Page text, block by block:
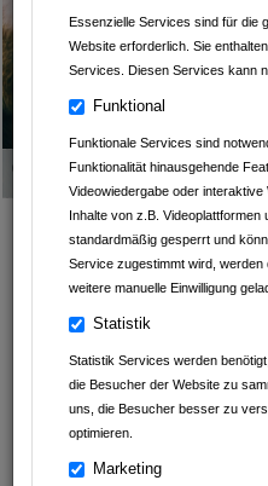
Essenzielle Services sind für die
Website erforderlich. Sie
Services. Diesen Services kann
Funktional
Funktionale Services sind
Funktionalität hinausgehende
Videowiedergabe oder
Inhalte von z.B. Videoplattformen
standardmäßig gesperrt und
Service zugestimmt wird,
weitere manuelle Einwilligung
Statistik
Statistik Services werden
die Besucher der Website zu
uns, die Besucher besser zu
optimieren.
Marketing
Geschrieben am14.11.2025von
Schenken und den
unterstützen
GESCHENKE
LEINTALZOO
Für nur 10,90 € könnt Ihr
2026erstehen. Direkt an der
Schwaigern(Theodor-Heuss-
kontakt@leintalzoo.info bestellen.